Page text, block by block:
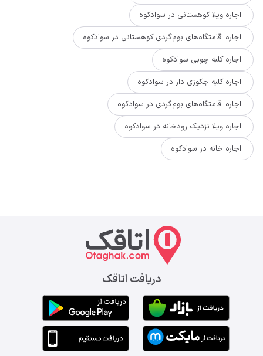
اجاره ویلا کوهستانی در سوادکوه
اجاره اقامتگاه‌های بوم‌گردی کوهستانی در سوادکوه
اجاره کلبه چوبی سوادکوه
اجاره کلبه جکوزی دار در سوادکوه
اجاره اقامتگاه‌های بوم‌گردی در سوادکوه
اجاره ویلا نزدیک رودخانه در سوادکوه
اجاره خانه در سوادکوه
دریافت اتاقک